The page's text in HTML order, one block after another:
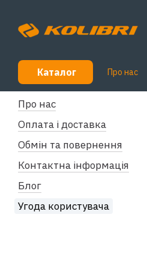
Каталог Про нас
Про нас
Оплата і доставка
Обмін та повернення
Контактна інформація
Блог
Угода користувача